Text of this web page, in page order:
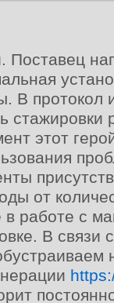
В протокол
стажировки
этот
от
работе с
В связи